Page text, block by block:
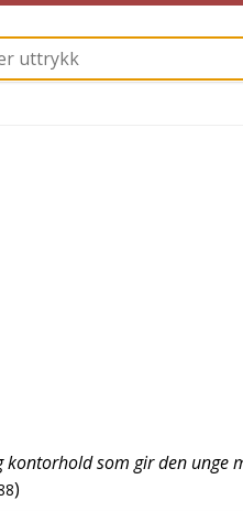
som gir den unge
)